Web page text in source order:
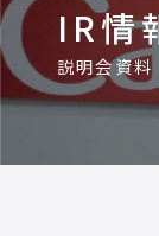
IR情
説明会資料